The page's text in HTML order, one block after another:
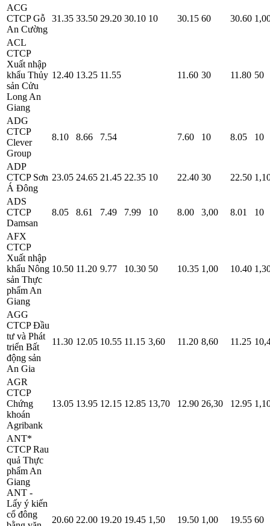
ACG
CTCP Gỗ
An Cường
31.35 33.50 29.20 30.10 10 30.15 60 30.60
ACL
CTCP
Xuất nhập
khẩu Thủy
sản Cửu
Long An
Giang
12.40 13.25 11.55 11.60 30 11.80 50
ADG
CTCP
Clever
Group
8.10 8.66 7.54 7.60 10 8.05 10
ADP
CTCP Sơn
Á Đông
23.05 24.65 21.45 22.35 10 22.40 30 22.50
ADS
CTCP
Damsan
8.05 8.61 7.49 7.99 10 8.00 3,00 8.01 10
AFX
CTCP
Xuất nhập
khẩu Nông
sản Thực
phẩm An
Giang
10.50 11.20 9.77 10.30 50 10.35 1,00 10.40
AGG
CTCP Đầu
tư và Phát
triển Bất
động sản
An Gia
11.30 12.05 10.55 11.15 3,60 11.20 8,60 11.25
AGR
CTCP
Chứng
khoán
Agribank
13.05 13.95 12.15 12.85 13,70 12.90 26,30 12.95
ANT*
CTCP Rau
quả Thực
phẩm An
Giang
ANT -
Lấy ý kiến
cổ đông
20.60 22.00 19.20 19.45 1,50 19.50 1,00 19.55 60